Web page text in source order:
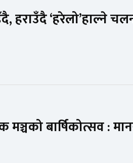
हराउँदै ‘हरेलो’हाल्ने
मञ्चको बार्षिकोत्सव :